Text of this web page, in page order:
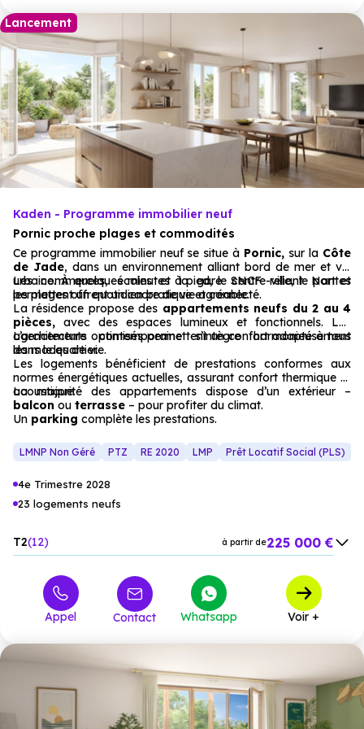
Lancement
Kaden - Programme immobilier neuf
Pornic proche plages et commodités
Ce programme immobilier neuf se situe à Pornic, sur la Côte
de Jade, dans un environnement alliant bord de mer et vie
urbaine. À quelques minutes à pied, le centre-ville, le port et
les plages offrent un cadre de vie agréable.
Les commerces, écoles et la gare SNCF reliant Nantes
permettent un quotidien pratique et connecté.
La résidence propose des appartements neufs du 2 au 4
pièces, avec des espaces lumineux et fonctionnels. Les
agencements optimisés permettent un confort adapté à tous
les modes de vie.
L’architecture contemporaine s’intègre harmonieusement
dans le quartier.
Les logements bénéficient de prestations conformes aux
normes énergétiques actuelles, assurant confort thermique et
acoustique.
La majorité des appartements dispose d’un extérieur –
balcon ou terrasse – pour profiter du climat.
Un parking complète les prestations.
LMNP Non Géré PTZ RE 2020 LMP Prêt Locatif Social (PLS)
4e Trimestre 2028
23 logements neufs
T2 12 à partir de225 000 €
à partir de 439 000 €
Appel Contact Whatsapp Voir +